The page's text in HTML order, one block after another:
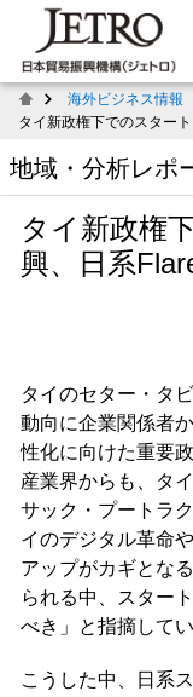
海外ビジネス情報
タイ新政権下でのスター
地域・分析レポ
タイ新政権
興、日系
タイのセター・タ
動向に企業関係者
性化に向けた重要
産業界からも、タ
サック・プートラ
イのデジタル革命
アップがカギとな
られる中、スター
べき」と指摘してい
こうした中、日系